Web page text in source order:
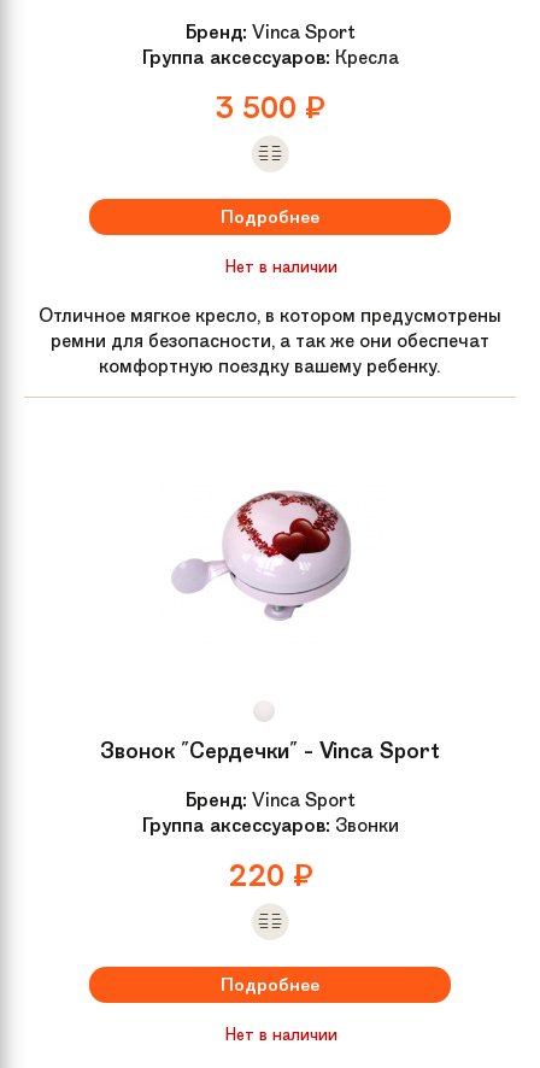
Бренд: Vinca Sport
Группа аксессуаров: Кресла
3 500 ₽
Подробнее
Нет в наличии
Отличное мягкое кресло, в котором предусмотрены
ремни для безопасности, а так же они обеспечат
комфортную поездку вашему ребенку.
Звонок "Сердечки" - Vinca Sport
Бренд: Vinca Sport
Группа аксессуаров: Звонки
220 ₽
Подробнее
Нет в наличии